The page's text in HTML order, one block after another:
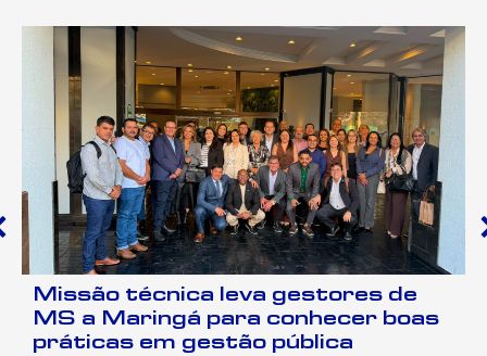
de
boas
Sebrae/MS impulsiona
oportunidades de
municípios da região sul